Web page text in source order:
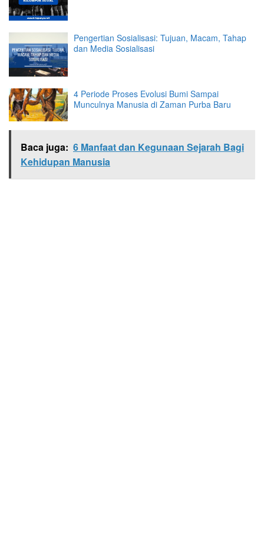
Pengertian Sosialisasi: Tujuan, Macam, Tahap
dan Media Sosialisasi
4 Periode Proses Evolusi Bumi Sampai
Munculnya Manusia di Zaman Purba Baru
Baca juga: 6 Manfaat dan Kegunaan Sejarah Bagi
Kehidupan Manusia